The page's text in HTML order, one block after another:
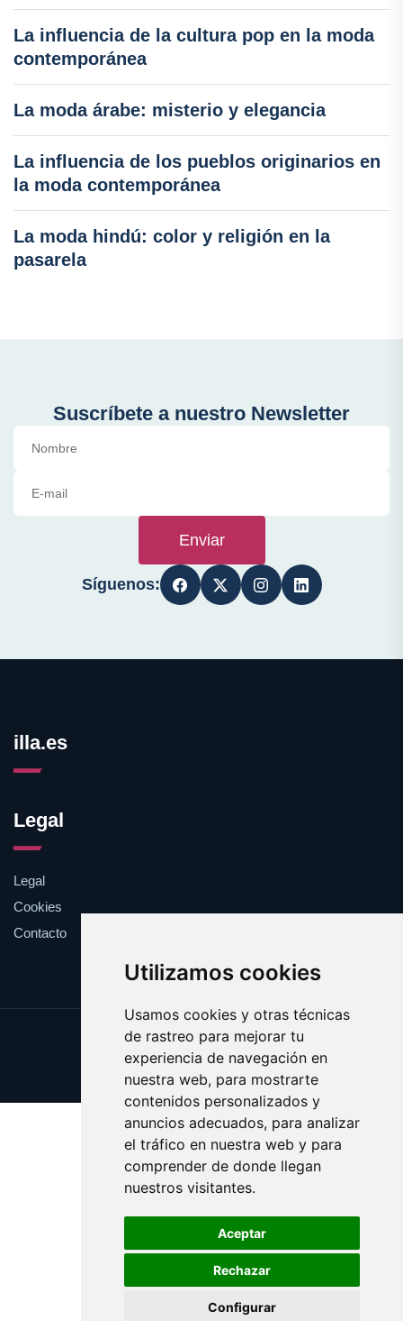
Utilizamos cookies
Usamos cookies y otras técnicas
de rastreo para mejorar tu
experiencia de navegación en
nuestra web, para mostrarte
contenidos personalizados y
anuncios adecuados, para analizar
el tráfico en nuestra web y para
comprender de donde llegan
nuestros visitantes.
Aceptar
Rechazar
Configurar
La influencia de la cultura pop en la moda
contemporánea
La moda árabe: misterio y elegancia
La influencia de los pueblos originarios en
la moda contemporánea
La moda hindú: color y religión en la
pasarela
Suscríbete a nuestro Newsletter
Enviar
Síguenos:
illa.es
Legal
Legal
Cookies
Contacto
Update cookies preferences
Copyright © 2025 illa.es